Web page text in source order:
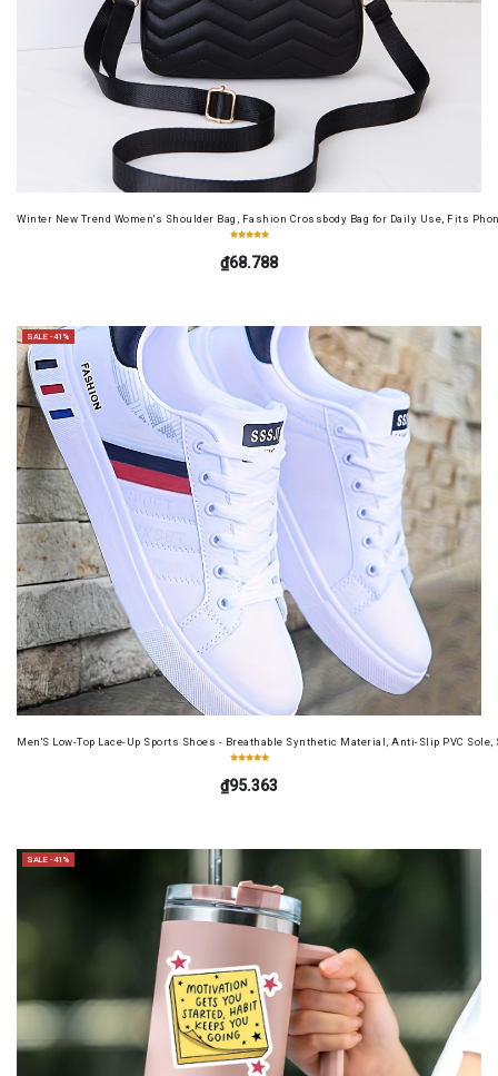
Winter New Trend Women's Shoulder Bag, Fashion Crossbody Bag for Daily Use, Fits
₫68.788
SALE -41%
Men'S Low-Top Lace-Up Sports Shoes - Breathable Synthetic Material, Anti-Slip PVC
₫95.363
SALE -41%